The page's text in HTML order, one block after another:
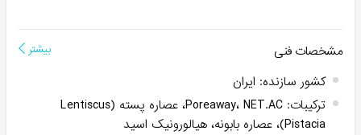
مشخصات فنی بیشتر
کشور سازنده: ایران
ترکیبات:
Poreaway، NET.AC، عصاره پسته (Lentiscus
Pistacia)، عصاره بابونه، هیالورونیک اسید